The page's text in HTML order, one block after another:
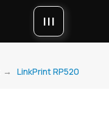
|||
→ LinkPrint RP520